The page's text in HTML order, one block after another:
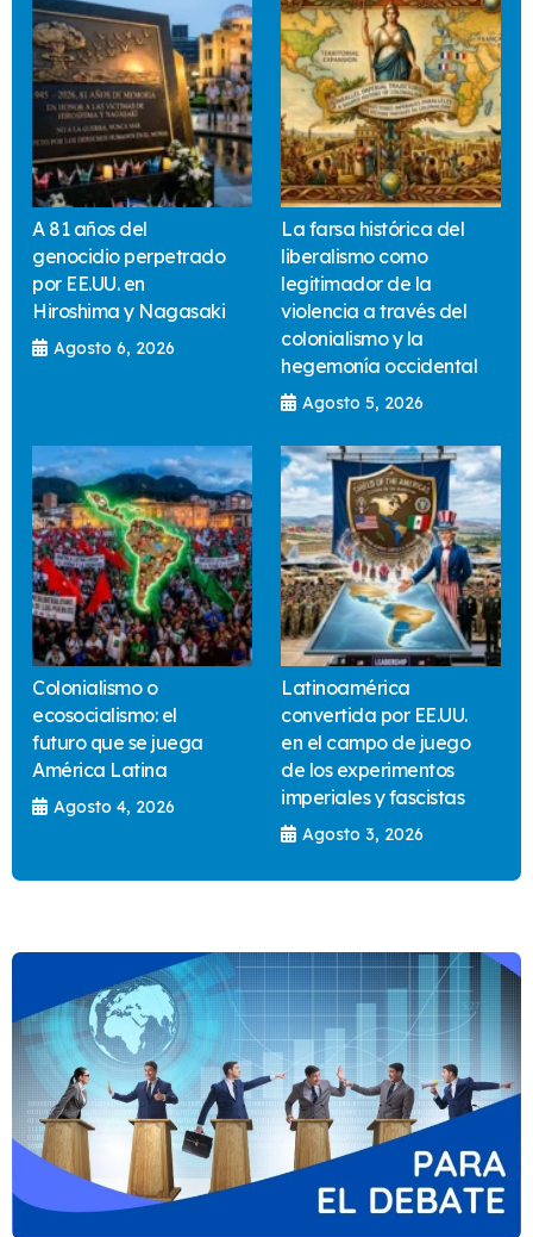
A 81 años del
genocidio perpetrado
por EE.UU. en
Hiroshima y Nagasaki
Agosto 6, 2026
La farsa histórica del
liberalismo como
legitimador de la
violencia a través del
colonialismo y la
hegemonía occidental
Agosto 5, 2026
Colonialismo o
ecosocialismo: el
futuro que se juega
América Latina
Agosto 4, 2026
Latinoamérica
convertida por EE.UU.
en el campo de juego
de los experimentos
imperiales y fascistas
Agosto 3, 2026